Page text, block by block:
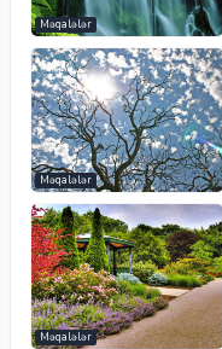
Məqalələr
Məqalələr
Məqalələr